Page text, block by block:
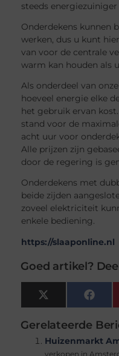
steeds
Onderdekens kunnen
werken, dus u kunt
van voor de centrale
warm kan houden als
Als onderdeel van
hoeveel energie elke
het gebruik ervan
stand voor de
acht uur voor
Alle prijzen zijn
door de regering is
Onderdekens met
beide zijden
zoveel elektriciteit
enkele bediening.
https://slaaponline.nl
Goed artikel?
X
(Twitter)
Gerelateerde
Huizenmarkt